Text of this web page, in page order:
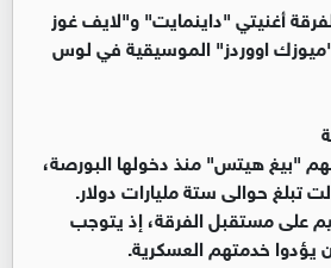
أغنيتي "داينمايت" و"لايف غوز
"ميوزك اووردز" الموسيقية في لوس
"بيغ هيتس" منذ دخولها البورصة،
تبلغ حوالى ستة مليارات دولار.
على مستقبل الفرقة، إذ يتوجب
يؤدوا خدمتهم العسكرية.